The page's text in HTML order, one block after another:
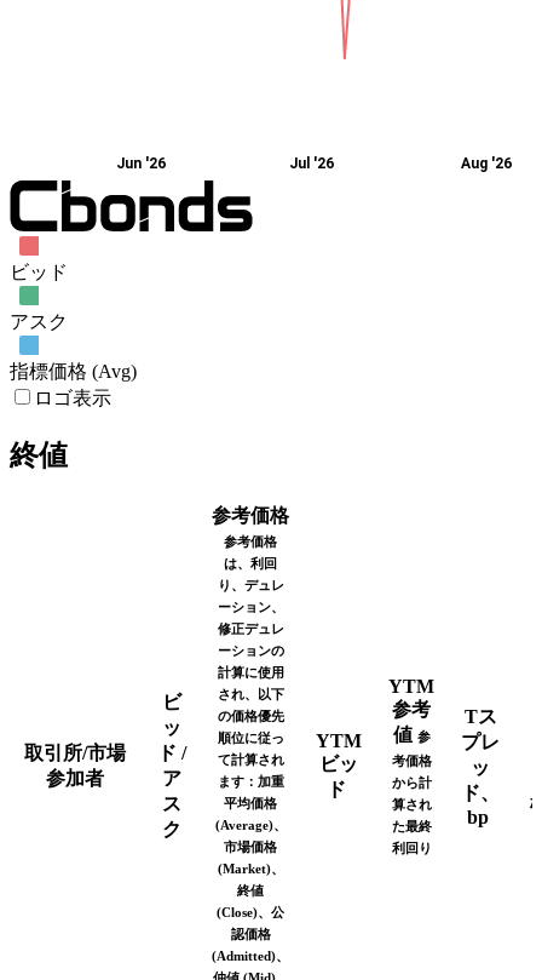
Jun '26 Jul '26 Aug '26
ビッド
アスク
指標価格 (Avg)
ロゴ表示
終値
取引所/市場
参加者
ビ
ッ
ド /
ア
ス
ク
参考価格
参考価格
は、利回
り、デュレ
ーション、
修正デュレ
ーションの
計算に使用
され、以下
の価格優先
順位に従っ
て計算され
ます：加重
平均価格
(Average)、
市場価格
(Market)、
終値
(Close)、公
認価格
(Admitted)、
YTM
ビッ
ド
YTM
参考
値 参
考価格
から計
算され
た最終
利回り
Tス
プレ
ッ
ド、
bp